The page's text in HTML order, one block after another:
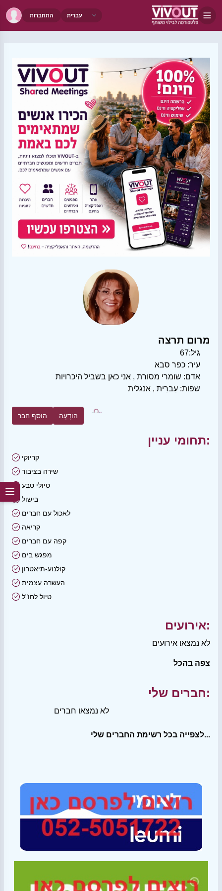
התחברות
מרום תרצה
גיל:67
עיר: כפר סבא
אדם: שומרי מסורת , אני כאן בשביל היכרויות
שפות: עִברִית , אנגלית
הוסף חבר הוֹדָעָה
תחומי עניין:
קריוקי
שירה בציבור
טיולי טבע
בישול
לאכול עם חברים
קריאה
קפה עם חברים
מפגש בים
קולנוע-תיאטרון
העשרה עצמית
טיול לחו"ל
אירועים:
לא נמצאו אירועים
צפה בהכל
חברים שלי:
לא נמצאו חברים
לצפייה בכל רשימת החברים שלי...